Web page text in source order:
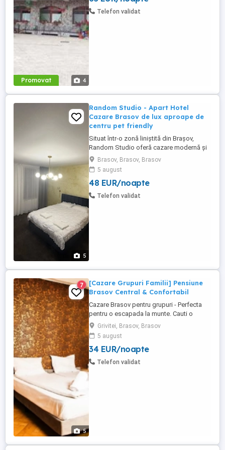
Promovat 4
Raului). Pentru cazare va stau la dispozitie
Telefon validat
5
Random Studio - Apart Hotel
Cazare Brasov de lux aproape de
centru pet friendly
Situat într-o zonă liniștită din Brașov,
Random Studio oferă cazare modernă și
confortabilă, ideală atât pentru city break-
uri, cât și pentru sejururi mai lungi.
Proprietatea dispune de 3 studiouri
complet utilate și un apartament cu 2
camere, amenajate cu atenție pentru a
Brasov, Brasov, Brasov
5 august
48 EUR/noapte
Telefon validat
5
7
[Cazare Grupuri Familii] Pensiune
Brasov Central & Confortabil
Cazare Brasov pentru grupuri - Perfecta
pentru o escapada la munte. Cauti o
locatie spatioasa si confortabila pentru
grupul tau in Brasov? Random House
Brasov te asteapta cu o oferta speciala
pentru grupuri de 3-20 persoane, la doar 2
km de centrul vechi, 30 minute de mers pe
Grivitei, Brasov, Brasov
5 august
34 EUR/noapte
Telefon validat